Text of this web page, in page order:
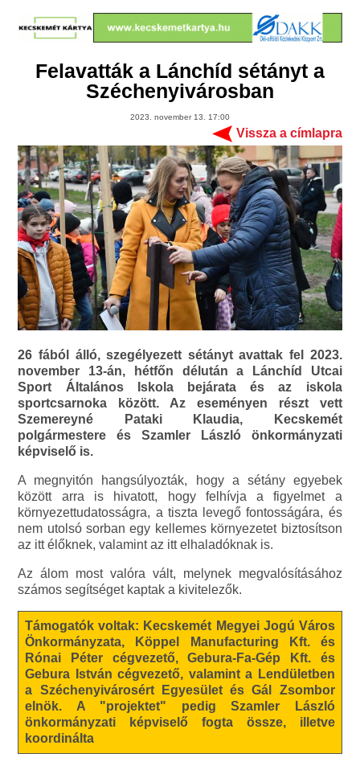
Felavatták a Lánchíd sétányt a
Széchenyivárosban
2023. november 13. 17:00
Vissza a címlapra
26 fából álló, szegélyezett sétányt avattak fel 2023.
november 13-án, hétfőn délután a Lánchíd Utcai
Sport Általános Iskola bejárata és az iskola
sportcsarnoka között. Az eseményen részt vett
Szemereyné Pataki Klaudia, Kecskemét
polgármestere és Szamler László önkormányzati
képviselő is.
A megnyitón hangsúlyozták, hogy a sétány egyebek
között arra is hivatott, hogy felhívja a figyelmet a
környezettudatosságra, a tiszta levegő fontosságára, és
nem utolsó sorban egy kellemes környezetet biztosítson
az itt élőknek, valamint az itt elhaladóknak is.
Az álom most valóra vált, melynek megvalósításához
számos segítséget kaptak a kivitelezők.
Támogatók voltak: Kecskemét Megyei Jogú Város
Önkormányzata, Köppel Manufacturing Kft. és
Rónai Péter cégvezető, Gebura-Fa-Gép Kft. és
Gebura István cégvezető, valamint a Lendületben
a Széchenyivárosért Egyesület és Gál Zsombor
elnök. A "projektet" pedig Szamler László
önkormányzati képviselő fogta össze, illetve
koordinálta